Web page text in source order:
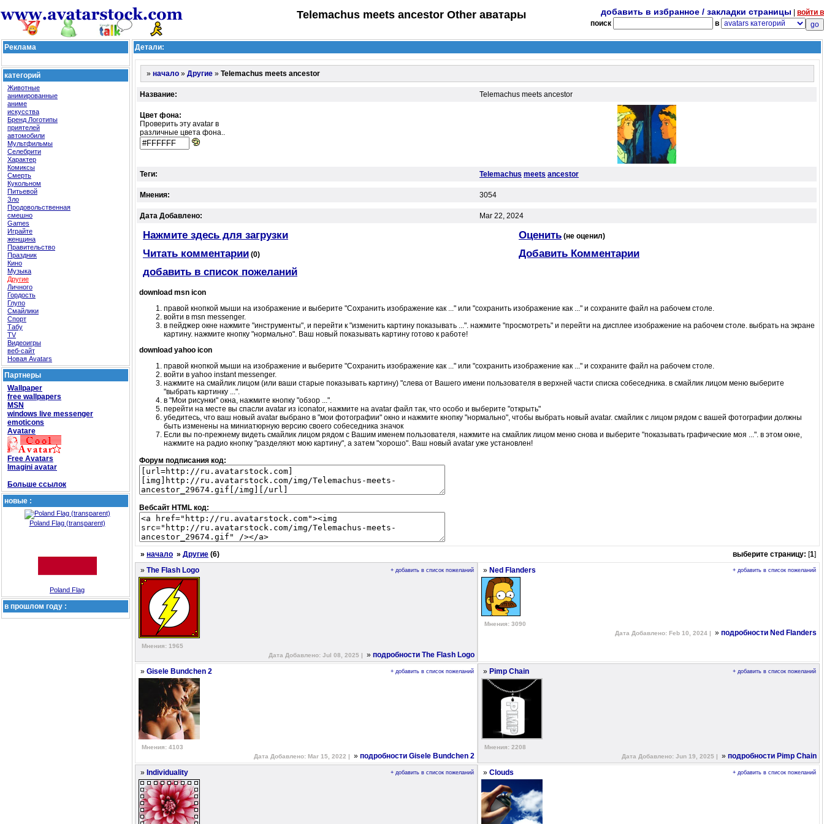
Telemachus meets ancestor Other аватары добавить в избранное / закладки страницы
войти в
поиск
в
Реклама
категорий
Животные
анимированные
аниме
искусства
Бренд Логотипы
приятелей
автомобили
Мультфильмы
Селебрити
Характер
Комиксы
Смерть
Кукольном
Питьевой
Зло
Продовольственная
смешно
Games
Играйте
женщина
Правительство
Праздник
Кино
Музыка
Другие
Личного
Гордость
Глупо
Смайлики
Спорт
Табу
TV
Видеоигры
веб-сайт
Новая Avatars
Партнеры
Wallpaper
free wallpapers
MSN
windows live messenger
emoticons
Avatare
Free Avatars
Imagini avatar
Больше ссылок
новые :
Poland Flag (transparent)
Poland Flag
в прошлом году :
Детали:
» начало » Другие » Telemachus meets ancestor
Название: Telemachus meets ancestor
Цвет фона:
Проверить эту avatar в
различные цвета фона..
Теги: Telemachus meets ancestor
Мнения: 3054
Дата Добавлено: Mar 22, 2024
Нажмите здесь для загрузки Оценить (не оценил)
Читать комментарии (0)
Добавить Комментарии
добавить в список пожеланий
download msn icon
правой кнопкой мыши на изображение и выберите "Сохранить изображение как ..." или "сохранить изображение как ..." и сохраните файл на рабочем столе.
войти в msn messenger.
в пейджер окне нажмите "инструменты", и перейти к "изменить картину показывать ...". нажмите "просмотреть" и перейти на дисплее изображение на рабочем столе. выбрать на экране
картину. нажмите кнопку "нормально". Ваш новый показывать картину готово к работе!
download yahoo icon
правой кнопкой мыши на изображение и выберите "Сохранить изображение как ..." или "сохранить изображение как ..." и сохраните файл на рабочем столе.
войти в yahoo instant messenger.
нажмите на смайлик лицом (или ваши старые показывать картину) "слева от Вашего имени пользователя в верхней части списка собеседника. в смайлик лицом меню выберите
"выбрать картинку ...".
в "Мои рисунки" окна, нажмите кнопку "обзор ...".
перейти на месте вы спасли avatar из iconator, нажмите на avatar файл так, что особо и выберите "открыть"
убедитесь, что ваш новый avatar выбрано в "мои фотографии" окно и нажмите кнопку "нормально", чтобы выбрать новый avatar. смайлик с лицом рядом с вашей фотографии должны
быть изменены на миниатюрную версию своего собеседника значок
Если вы по-прежнему видеть смайлик лицом рядом с Вашим именем пользователя, нажмите на смайлик лицом меню снова и выберите "показывать графические моя ...". в этом окне,
нажмите на радио кнопку "разделяют мою картину", а затем "хорошо". Ваш новый avatar уже установлен!
Форум подписания код:
Вебсайт HTML код:
» начало » Другие (6) выберите страницу: [1]
» The Flash Logo + добавить в список пожеланий
Мнения: 1965
Дата Добавлено: Jul 08, 2025 |
» подробности The Flash Logo
» Ned Flanders + добавить в список пожеланий
Мнения: 3090
Дата Добавлено: Feb 10, 2024 |
» подробности Ned Flanders
» Gisele Bundchen 2 + добавить в список пожеланий
Мнения: 4103
Дата Добавлено: Mar 15, 2022 |
» подробности Gisele Bundchen 2
» Pimp Chain + добавить в список пожеланий
Мнения: 2208
Дата Добавлено: Jun 19, 2025 |
» подробности Pimp Chain
» Individuality + добавить в список пожеланий » Clouds + добавить в список пожеланий